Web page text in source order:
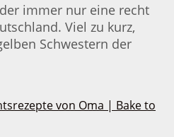
immer nur eine recht
Viel zu kurz,
Schwestern der